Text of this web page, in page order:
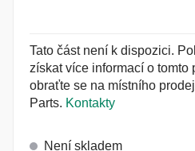
Tato část není k dispozici.
získat více informací o tomto
obraťte se na místního
Parts. Kontakty
Není skladem